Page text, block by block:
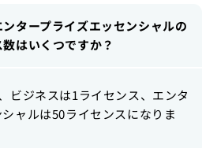
タープライズエッセンシャルの
はいくつですか？
ビジネスは1ライセンス、エンタ
ャルは50ライセンスになりま